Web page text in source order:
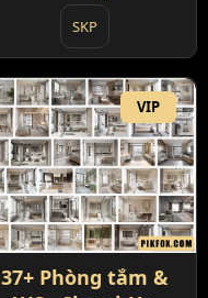
SKP
VIP
37+ Phòng tắm &